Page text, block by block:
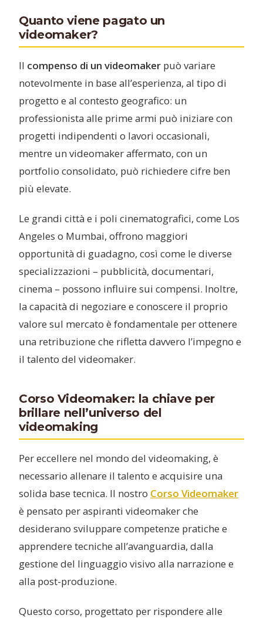
Quanto viene pagato un
videomaker?
Il compenso di un videomaker può variare
notevolmente in base all’esperienza, al tipo di
progetto e al contesto geografico: un
professionista alle prime armi può iniziare con
progetti indipendenti o lavori occasionali,
mentre un videomaker affermato, con un
portfolio consolidato, può richiedere cifre ben
più elevate.
Le grandi città e i poli cinematografici, come Los
Angeles o Mumbai, offrono maggiori
opportunità di guadagno, così come le diverse
specializzazioni – pubblicità, documentari,
cinema – possono influire sui compensi. Inoltre,
la capacità di negoziare e conoscere il proprio
valore sul mercato è fondamentale per ottenere
una retribuzione che rifletta davvero l’impegno e
il talento del videomaker.
Corso Videomaker: la chiave per
brillare nell’universo del
videomaking
Per eccellere nel mondo del videomaking, è
necessario allenare il talento e acquisire una
solida base tecnica. Il nostro Corso Videomaker
è pensato per aspiranti videomaker che
desiderano sviluppare competenze pratiche e
apprendere tecniche all’avanguardia, dalla
gestione del linguaggio visivo alla narrazione e
alla post-produzione.
Questo corso, progettato per rispondere alle